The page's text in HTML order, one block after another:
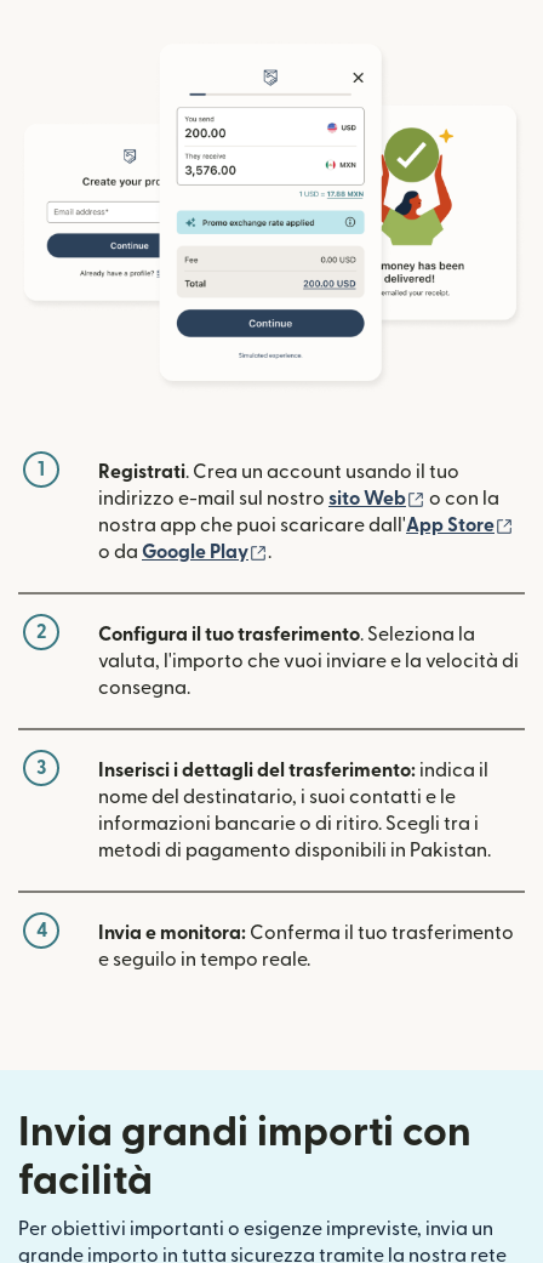
1 Registrati. Crea un account usando il tuo
indirizzo e-mail sul nostro sito Web (si apre in
o con la
nostra app che puoi scaricare dall'App Store
o da Google Play (si apre in una nuova finestra)
.
2 Configura il tuo trasferimento. Seleziona la
valuta, l'importo che vuoi inviare e la velocità di
consegna.
3 Inserisci i dettagli del trasferimento: indica il
nome del destinatario, i suoi contatti e le
informazioni bancarie o di ritiro. Scegli tra i
metodi di pagamento disponibili in Pakistan.
4 Invia e monitora: Conferma il tuo trasferimento
e seguilo in tempo reale.
Invia grandi importi con
facilità
Per obiettivi importanti o esigenze impreviste, invia un
grande importo in tutta sicurezza tramite la nostra rete